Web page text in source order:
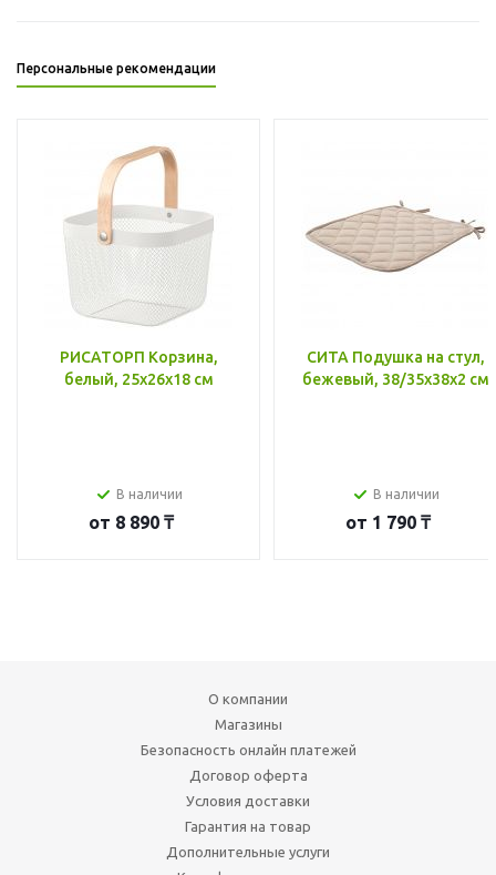
Персональные рекомендации
РИСАТОРП Корзина,
белый, 25x26x18 см
В наличии
от 8 890 ₸
СИТА Подушка на стул,
бежевый, 38/35x38x2 см
В наличии
от 1 790 ₸
О компании
Магазины
Безопасность онлайн платежей
Договор оферта
Условия доставки
Гарантия на товар
Дополнительные услуги